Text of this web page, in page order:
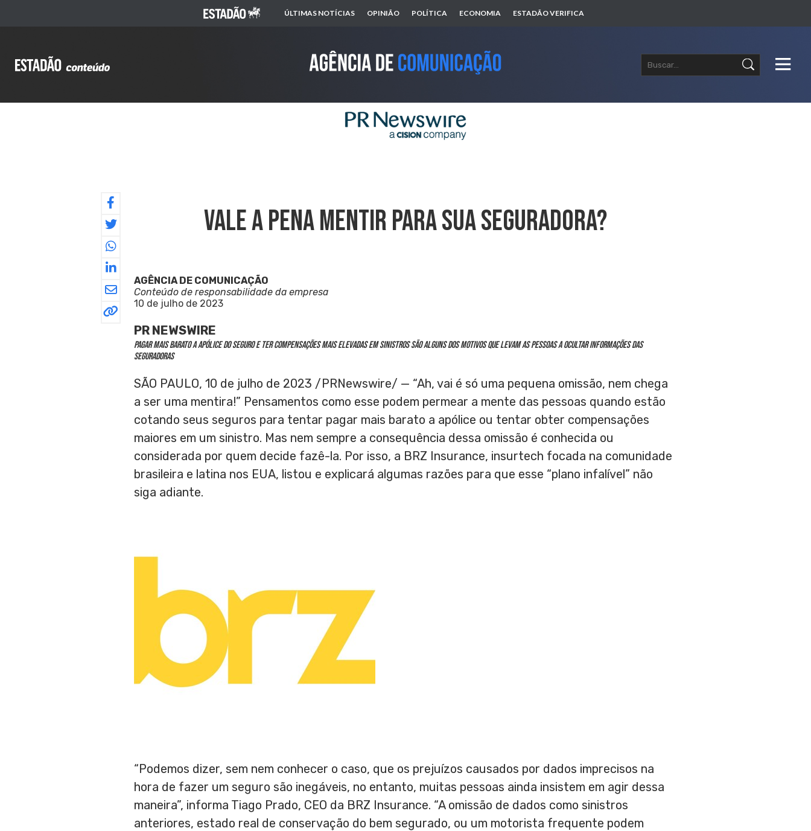
ÚLTIMAS NOTÍCIAS OPINIÃO POLÍTICA ECONOMIA ESTADÃO VERIFICA
Vale A Pena Mentir Para Sua Seguradora?
AGÊNCIA DE COMUNICAÇÃO
Conteúdo de responsabilidade da empresa
10 de julho de 2023
PR NEWSWIRE
Pagar mais barato a apólice do seguro e ter compensações mais elevadas em sinistros são alguns dos motivos que levam as pessoas a ocultar informações das
seguradoras
SÃO PAULO, 10 de julho de 2023 /PRNewswire/ — “Ah, vai é só uma pequena omissão, nem chega
a ser uma mentira!” Pensamentos como esse podem permear a mente das pessoas quando estão
cotando seus seguros para tentar pagar mais barato a apólice ou tentar obter compensações
maiores em um sinistro. Mas nem sempre a consequência dessa omissão é conhecida ou
considerada por quem decide fazê-la. Por isso, a BRZ Insurance, insurtech focada na comunidade
brasileira e latina nos EUA, listou e explicará algumas razões para que esse “plano infalível” não
siga adiante.
“Podemos dizer, sem nem conhecer o caso, que os prejuízos causados por dados imprecisos na
hora de fazer um seguro são inegáveis, no entanto, muitas pessoas ainda insistem em agir dessa
maneira”, informa Tiago Prado, CEO da BRZ Insurance. “A omissão de dados como sinistros
anteriores, estado real de conservação do bem segurado, ou um motorista frequente podem